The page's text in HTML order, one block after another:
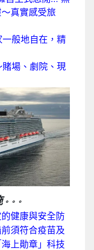
真實感受旅
般地自在，精
場、劇院、現
。。。
健康與安全防
須符合疫苗及
上勛章」科技